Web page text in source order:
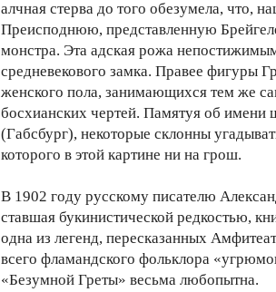
алчная стерва до того обезумела, что,
Преисподнюю, представленную
монстра. Эта адская рожа
средневекового замка. Правее фигуры
женского пола, занимающихся тем же
босхианских чертей. Памятуя об имени
(Габсбург), некоторые склонны
которого в этой картине ни на грош.
В 1902 году русскому писателю
ставшая букинистической редкостью,
одна из легенд, пересказанных
всего фламандского фольклора
«Безумной Греты» весьма любопытна.